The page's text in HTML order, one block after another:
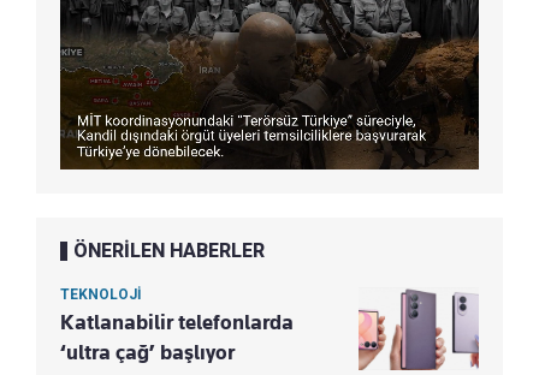
ÖNERİLEN HABERLER
TEKNOLOJİ
Katlanabilir telefonlarda
‘ultra çağ’ başlıyor